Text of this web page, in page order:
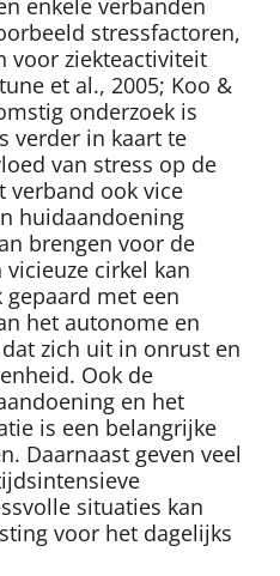
enkele verbanden
stressfactoren,
voor ziekteactiviteit
et al., 2005; Koo &
onderzoek is
verder in kaart te
van stress op de
verband ook vice
huidaandoening
brengen voor de
cirkel kan
gepaard met een
het autonome en
zich uit in onrust en
Ook de
en het
is een belangrijke
Daarnaast geven veel
situaties kan
voor het dagelijks